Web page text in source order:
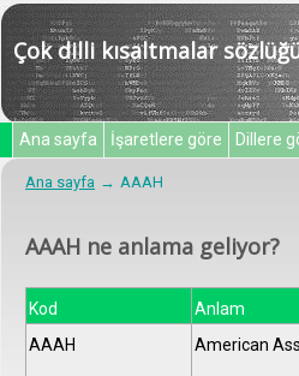
Çok dilli kısaltmalar
Ana sayfa İşaretlere göre Dillere
Ana sayfa AAAH
AAAH ne anlama geliyor?
Kod Anlam
AAAH
American